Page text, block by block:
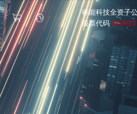
睿能科技全资子
股票代码